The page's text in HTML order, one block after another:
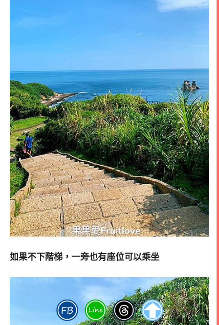
如果不下階梯，一旁也有座位可以乘坐